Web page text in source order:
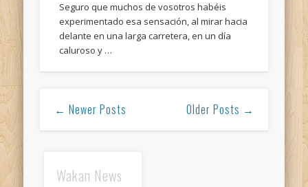
Seguro que muchos de vosotros habéis
experimentado esa sensación, al mirar hacia
delante en una larga carretera, en un día
caluroso y …
← Newer Posts Older Posts →
Wakan News